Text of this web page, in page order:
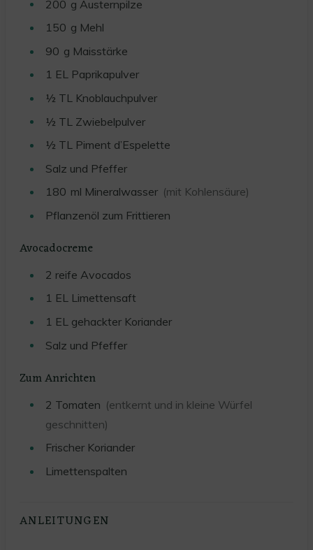
200 g Austernpilze
150 g Mehl
90 g Maisstärke
1 EL Paprikapulver
½ TL Knoblauchpulver
½ TL Zwiebelpulver
½ TL Piment d’Espelette
Salz und Pfeffer
180 ml Mineralwasser (mit Kohlensäure)
Pflanzenöl zum Frittieren
Avocadocreme
2 reife Avocados
1 EL Limettensaft
1 EL gehackter Koriander
Salz und Pfeffer
Zum Anrichten
2 Tomaten (entkernt und in kleine Würfel
geschnitten)
Frischer Koriander
Limettenspalten
ANLEITUNGEN